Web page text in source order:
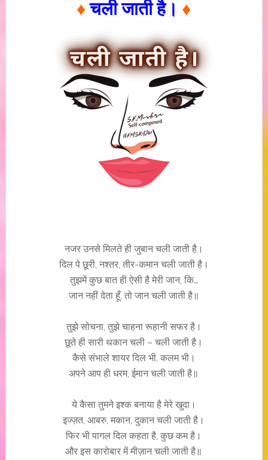
♦ चली जाती है। ♦
नजर उनसे मिलते ही जुबान चली जाती है।
दिल पे छूरी, नश्तर, तीर-कमान चली जाती है।
तुझमें कुछ बात ही ऐसी है मेरी जान, कि…
जान नहीं देता हूँ, तो जान चली जाती है॥
तुझे सोचना, तुझे चाहना रूहानी सफर है।
छूते ही सारी थकान चली – चली जाती है।
कैसे संभाले शायर दिल भी, कलम भी।
अपने आप ही धरम, ईमान चली जाती है॥
ये कैसा तुमने इश्क बनाया है मेरे खुदा।
इज्ज़त, आबरु, मकान, दुकान चली जाती है।
फिर भी पागल दिल कहता है, कुछ कम है।
और इस कारोबार में मीज़ान चली जाती है॥